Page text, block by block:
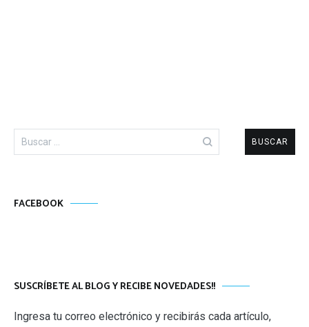
FACEBOOK
SUSCRÍBETE AL BLOG Y RECIBE NOVEDADES!!
Ingresa tu correo electrónico y recibirás cada artículo,